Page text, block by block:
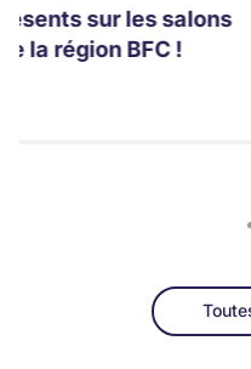
Un don pour la vie
en BTS